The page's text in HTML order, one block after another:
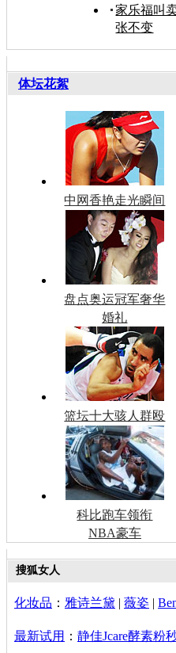
家乐福叫
张不变
体坛花絮
中网香艳走光瞬间
盘点奥运冠军奢华
婚礼
篮坛十大骇人群殴
科比跑车领衔
NBA豪车
搜狐女人
化妆品 ： 雅诗兰黛 | 薇姿 |
最新试用 ： 静佳Jcare酵素粉